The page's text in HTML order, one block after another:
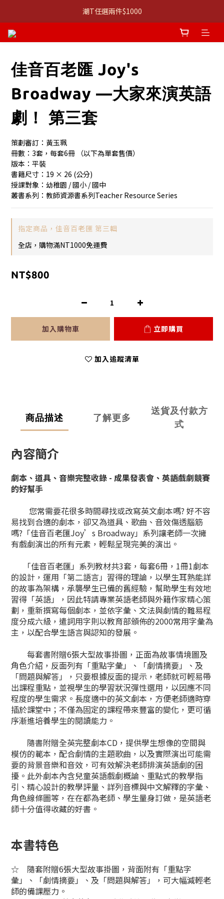
👚 經典 3 件組：⭐680 系列 T 恤 ＋ 口說課 ｜組合價 $1,999
潮T任選兩件$1000
👚 經典 3 件組：⭐680 系列 T 恤 ＋ 口說課 ｜組合價 $1,999
佳音百老匯 Joy's
Broadway —大家來演英語
劇！ 第三套
策劃審訂：黃玉珮
冊數：3套，每套6冊 （以下為單套售價）
版本：平裝
書籍尺寸：19 × 26 (公分)
授課對象：幼稚園 / 國小 / 國中
叢書系列：教師資源書系列Teacher Resource Series
指定商品，佳音百老匯 第三輯
全店，購物滿NT1000免運費
NT$800
加入購物車 立即購買
加入追蹤清單
商品描述 了解更多
送貨及付款方
式
內容簡介
劇本、道具、音樂完整收錄 - 成果發表會、英語戲劇競賽
的好幫手
您常需要花很多時間尋找或改寫英文劇本嗎? 好不容
易找到合適的劇本，卻又為道具、歌曲、音效傷透腦筋
嗎?「佳音百老匯Joy’s Broadway」系列讓老師一次擁
有戲劇演出的所有元素，輕鬆呈現完美的演出。
「佳音百老匯」系列教材共3套，每套6冊，1冊1劇本
的設計，運用「第二語言」習得的理論，以學生耳熟能詳
的故事為架構，承襲學生已備的舊經驗，幫助學生有效地
習得「英語」，因此特請專業英語老師與外籍作家精心策
劃，重新撰寫每個劇本，並依字彙、文法與劇情的難易程
度分成六級，遣詞用字則以教育部頒佈的2000常用字彙為
主，以配合學生語言與認知的發展。
每套書附贈6張大型故事掛圖，正面為故事情境圖及
角色介紹，反面列有「重點字彙」、「劇情摘要」、及
「問題與解答」，只要根據反面的提示，老師就可輕易帶
出課程重點，並視學生的學習狀況彈性選用，以因應不同
程度的學生需求。長度適中的英文劇本，方便老師適時穿
插於課堂中；不僅為固定的課程帶來豐富的變化，更可循
序漸進培養學生的閱讀能力。
隨書附贈全英完整劇本CD，提供學生想像的空間與
模仿的範本，配合劇情的主題歌曲，以及實際演出可能需
要的背景音樂和音效，可有效解決老師排演英語劇的困
擾。此外劇本內含兒童英語戲劇概論、重點式的教學指
引、精心設計的教學評量、詳列音標與中文解釋的字彙、
角色線條圖等，在在都為老師、學生量身訂做，是英語老
師十分值得收藏的好書。
本書特色
☆ 隨套附贈6張大型故事掛圖，背面附有「重點字
彙」、「劇情摘要」、及「問題與解答」，可大幅減輕老
師的備課壓力。